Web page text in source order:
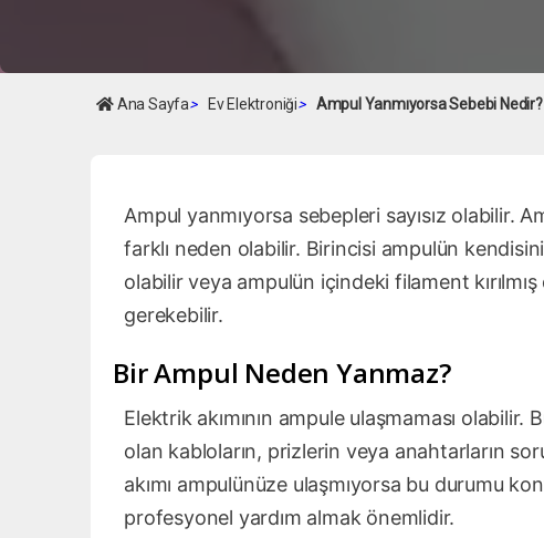
Ana Sayfa> Ev Elektroniği> Ampul Yanmıyorsa Sebebi Nedir?
Ampul yanmıyorsa sebepleri sayısız olabilir.
farklı neden olabilir. Birincisi ampulün
olabilir veya ampulün içindeki filament
gerekebilir.
Bir Ampul Neden Yanmaz?
Elektrik akımının ampule ulaşmaması
olan kabloların, prizlerin veya anahtarların
akımı ampulünüze ulaşmıyorsa bu durumu
profesyonel yardım almak önemlidir.